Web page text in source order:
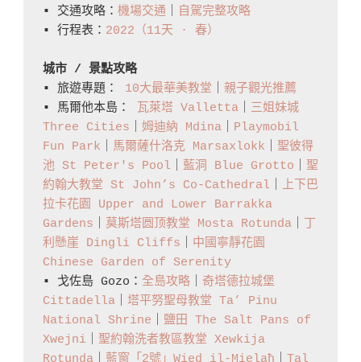
▪️ 交通攻略： 機場交通
自駕完整攻略
▪️ 行程表： 2022（11天 · 春）
城市 / 景點攻略
▪️ 旅遊專題： 10大最華美教堂
親子觀光推薦
▪️ 馬爾他本島： 瓦萊塔 Valletta
三姐妹城
Three Cities
姆迪納 Mdina
Playmobil
Fun Park
馬爾薩什洛克 Marsaxlokk
聖彼得
池 St Peter's Pool
藍洞 Blue Grotto
聖
約翰大教堂 St John’s Co-Cathedral
上下巴
拉卡花園 Upper and Lower Barrakka
Gardens
莫斯塔圆顶教堂 Mosta Rotunda
丁
利懸崖 Dingli Cliffs
中國寧靜花園
Chinese Garden of Serenity
▪️ 戈佐島 Gozo： 全島攻略
奇塔德拉城堡
Cittadella
塔平努聖母教堂 Ta’ Pinu
National Shrine
鹽田 The Salt Pans of
Xwejni
聖約翰洗者教區教堂 Xewkija
Rotunda
藍窗「2號」Wied il-Mielaħ
Tal